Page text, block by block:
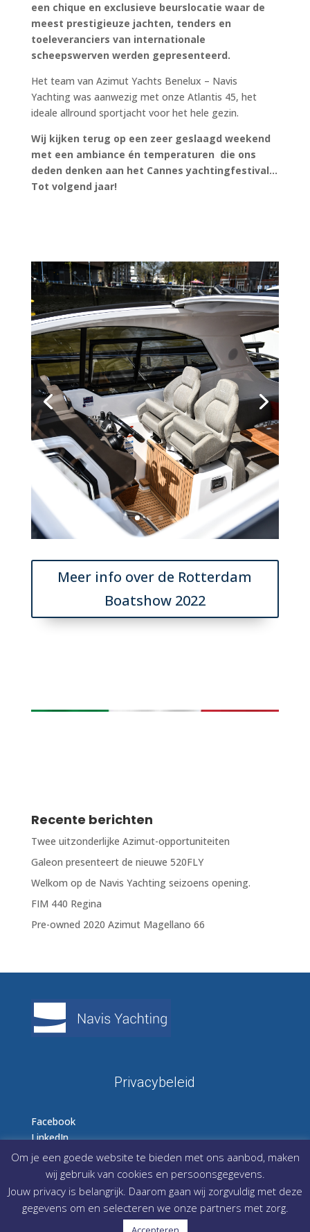
een chique en exclusieve beurslocatie waar de
meest prestigieuze jachten, tenders en
toeleveranciers van internationale
scheepswerven werden gepresenteerd.
Het team van Azimut Yachts Benelux – Navis
Yachting was aanwezig met onze Atlantis 45, het
ideale allround sportjacht voor het hele gezin.
Wij kijken terug op een zeer geslaagd weekend
met een ambiance én temperaturen die ons
deden denken aan het Cannes yachtingfestival…
Tot volgend jaar!
Meer info over de Rotterdam
Boatshow 2022
Recente berichten
Twee uitzonderlijke Azimut-opportuniteiten
Galeon presenteert de nieuwe 520FLY
Welkom op de Navis Yachting seizoens opening.
FIM 440 Regina
Pre-owned 2020 Azimut Magellano 66
Privacybeleid
Facebook
LinkedIn
Instagram
Om je een goede website te bieden met ons aanbod, maken
wij gebruik van cookies en persoonsgegevens.
Jouw privacy is belangrijk. Daarom gaan wij zorgvuldig met deze
gegevens om en selecteren we onze partners met zorg.